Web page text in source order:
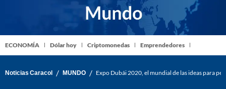
ECONOMÍA Dólar hoy Criptomonedas Emprendedores
Noticias Caracol / MUNDO / Expo Dubái 2020, el mundial de las ideas para